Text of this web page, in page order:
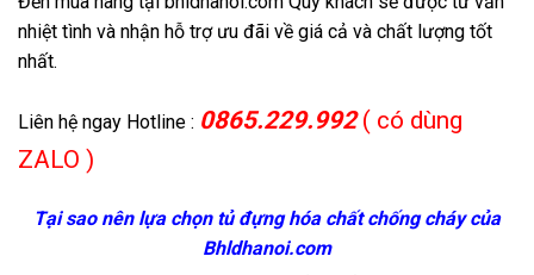
nhiệt tình và nhận hỗ trợ ưu đãi về giá cả và chất lượng tốt
nhất.
Liên hệ ngay Hotline : 0865.229.992( có dùng
ZALO )
Tại sao nên lựa chọn tủ đựng hóa chất chống cháy của
Bhldhanoi.com